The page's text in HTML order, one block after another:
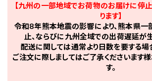
【九州の一部地域でお荷物のお届けに停
ります】
令和8年熊本地震の影響により、熊本県
止、ならびに九州全域での出荷遅延が生
配送に関しては通常より日数を要する場
ご注文に際しましてはご了承くださいます
す。